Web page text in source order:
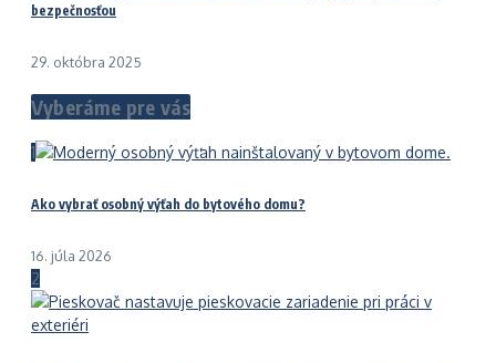
bezpečnosťou
29. októbra 2025
Vyberáme pre vás
1
Ako vybrať osobný výťah do bytového domu?
16. júla 2026
2